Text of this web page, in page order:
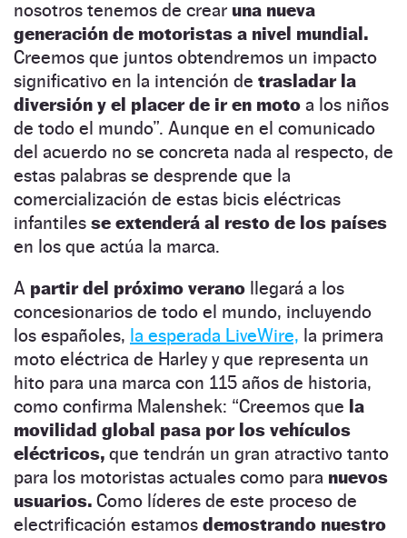
nosotros tenemos de crear una nueva
generación de motoristas a nivel mundial.
Creemos que juntos obtendremos un impacto
significativo en la intención de trasladar la
diversión y el placer de ir en moto a los niños
de todo el mundo”. Aunque en el comunicado
del acuerdo no se concreta nada al respecto, de
estas palabras se desprende que la
comercialización de estas bicis eléctricas
infantiles se extenderá al resto de los países
en los que actúa la marca.
A partir del próximo verano llegará a los
concesionarios de todo el mundo, incluyendo
los españoles, la esperada LiveWire, la primera
moto eléctrica de Harley y que representa un
hito para una marca con 115 años de historia,
como confirma Malenshek: “Creemos que la
movilidad global pasa por los vehículos
eléctricos, que tendrán un gran atractivo tanto
para los motoristas actuales como para nuevos
usuarios. Como líderes de este proceso de
electrificación estamos demostrando nuestro